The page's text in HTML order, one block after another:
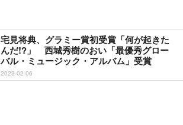
宅見将典、グラミー賞初受賞「何が起きた
んだ!?」 西城秀樹のおい「最優秀グロー
バル・ミュージック・アルバム」受賞
2023-02-06